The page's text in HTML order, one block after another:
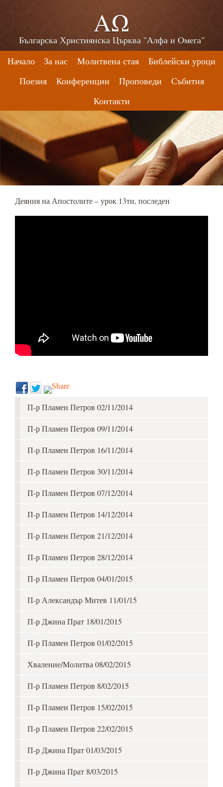
ΑΩ
Българска Християнска Църква "Алфа и Омега"
Начало
За нас Молитвена стая
Библейски уроци
Поезия
Конференции Проповеди
Събития
Контакти
Деяния на Апостолите – урок 13ти, последен
П-р Пламен Петров 02/11/2014
П-р Пламен Петров 09/11/2014
П-р Пламен Петров 16/11/2014
П-р Пламен Петров 30/11/2014
П-р Пламен Петров 07/12/2014
П-р Пламен Петров 14/12/2014
П-р Пламен Петров 21/12/2014
П-р Пламен Петров 28/12/2014
П-р Пламен Петров 04/01/2015
П-р Александър Митев 11/01/15
П-р Джина Прат 18/01/2015
П-р Пламен Петров 01/02/2015
Хваление/Молитва 08/02/2015
П-р Пламен Петров 8/02/2015
П-р Пламен Петров 15/02/2015
П-р Пламен Петров 22/02/2015
П-р Джина Прат 01/03/2015
П-р Джина Прат 8/03/2015